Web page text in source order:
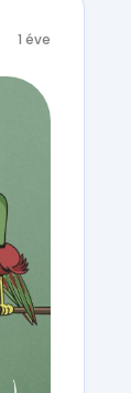
1 éve